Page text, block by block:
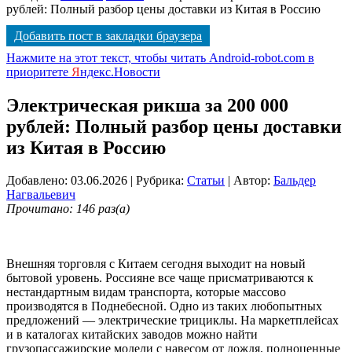
рублей: Полный разбор цены доставки из Китая в Россию
Добавить пост в закладки браузера
Нажмите на этот текст, чтобы читать Android-robot.com в
приоритете Яндекс.Новости
Электрическая рикша за 200 000
рублей: Полный разбор цены доставки
из Китая в Россию
Добавлено: 03.06.2026 | Рубрика: Статьи | Автор: Бальдер
Нагвальевич
Прочитано: 146 раз(а)
Внешняя торговля с Китаем сегодня выходит на новый
бытовой уровень. Россияне все чаще присматриваются к
нестандартным видам транспорта, которые массово
производятся в Поднебесной. Одно из таких любопытных
предложений — электрические трициклы. На маркетплейсах
и в каталогах китайских заводов можно найти
грузопассажирские модели с навесом от дождя, полноценные